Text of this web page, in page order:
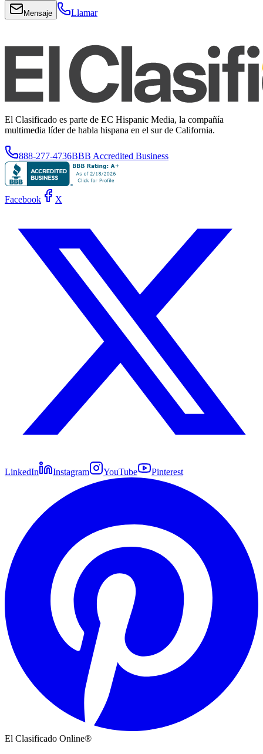
Mensaje Llamar
El Clasificado es parte de EC Hispanic Media, la compañía
multimedia líder de habla hispana en el sur de California.
888-277-4736BBB Accredited Business
Facebook X
LinkedIn Instagram YouTube Pinterest
El Clasificado Online®